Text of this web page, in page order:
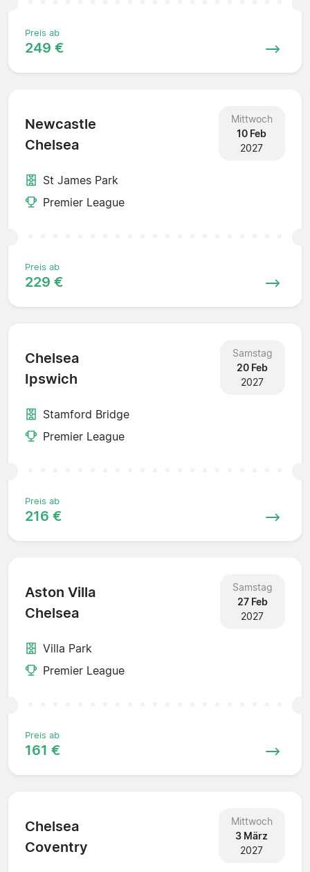
Preis ab
249 €
Newcastle
Chelsea
Mittwoch
10 Feb
2027
St James Park
Premier League
Preis ab
229 €
Chelsea
Ipswich
Samstag
20 Feb
2027
Stamford Bridge
Premier League
Preis ab
216 €
Aston Villa
Chelsea
Samstag
27 Feb
2027
Villa Park
Premier League
Preis ab
161 €
Chelsea
Coventry
Mittwoch
3 März
2027